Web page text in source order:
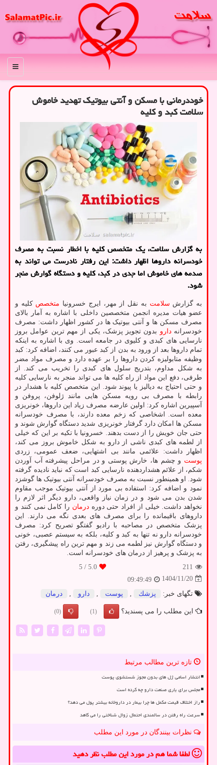
منو
خوددرمانی با مسکن و آنتی بیوتیک تهدید خاموش
سلامت کبد و کلیه
به گزارش سلامت، یک متخصص کلیه با اخطار نسبت به مصرف
خودسرانه داروها اظهار داشت: این رفتار نادرست می تواند به
صدمه های خاموش اما جدی در کبد، کلیه و دستگاه گوارش منجر
شود.
به گزارش سلامت به نقل از مهر، ایرج خسرونیا متخصص کلیه و
عضو هیات مدیره انجمن متخصصین داخلی با اشاره به آمار بالای
مصرف مسکن ها و آنتی بیوتیک ها در کشور اظهار داشت: مصرف
خودسرانهدارو بدون تجویز پزشک، یکی از مهم ترین عوامل بروز
نارسایی های کبدی و کلیوی در جامعه است. وی با اشاره به اینکه
تمام داروها بعد از ورود به بدن از کبد عبور می کنند، اضافه کرد: کبد
وظیفه متابولیزه کردن داروها را بر عهده دارد و مصرف مواد مضر
به شکل مداوم، بتدریج سلول های کبدی را تخریب می کند. از
طرفی، دفع این مواد از راه کلیه ها می تواند منجر به نارسایی کلیه
و حتی احتیاج به دیالیز یا پیوند شود. این متخصص کلیه با هشدار در
رابطه با مصرف بی رویه مسکن هایی مانند ژلوفن، پروفن و
آسپیرین اشاره کرد: اولین عارضه مصرف زیاد این داروها، خونریزی
معده است. اشخاصی که زخم معده دارند، با مصرف خودسرانه
مسکن ها امکان دارد گرفتار خونریزی شدید دستگاه گوارش شوند و
حتی جان خویش را از دست بدهند. خسرونیا با تکیه بر این که خیلی
از لطمه های کبدی ناشی از دارو به شکل خاموش بروز می کند،
اظهار داشت: علائمی مانند بی اشتهایی، ضعف عمومی، زردی
پوست و چشم ها، خارش پوستی و در مراحل پیشرفته آب آوردن
شکم، از علائم هشداردهنده نارسایی کبد است که نباید نادیده گرفته
شود. او همینطور نسبت به مصرف خودسرانه آنتی بیوتیک ها گوشزد
نمود و اضافه کرد: استفاده بی مورد از آنتی بیوتیک موجب مقاوم
شدن بدن می شود و در زمان نیاز واقعی، دارو دیگر اثر لازم را
نخواهد داشت. خیلی از افراد حتی دورهدرمان را کامل نمی کنند و
داروهای باقیمانده را برای مصرف های بعدی نگه می دارند. این
پزشک متخصص در مصاحبه با رادیو گفتگو تصریح کرد: مصرف
خودسرانه دارو نه تنها به کبد و کلیه، بلکه به سیستم عصبی، خونی
و دستگاه گوارش نیز لطمه می زند و مهم ترین راه پیشگیری، رفتن
به پزشک و پرهیز از درمان های خودسرانه است.
211
5.0
/ 5
1404/11/20
09:49:49
تگهای خبر:
پزشك پوست دارو درمان
این مطلب را می پسندید؟ (1)
(0)
تازه ترین مطالب مرتبط
انتشار اسامی ژل های بدون مجوز شستشوی پوست
مجلس برای یاری صنعت دارو چه کرده است
راز اختلاف قیمت مکمل ها چرا بیمار در داروخانه بیشتر پول می دهد؟
سرعت راه رفتن در سالمندی احتمال زوال شناختی را می کاهد
نظرات بینندگان در مورد این مطلب
لطفا شما همدر مورد این مطلبنظر دهید